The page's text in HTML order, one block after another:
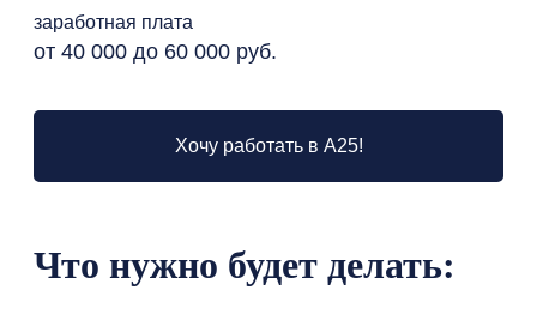
заработная плата
от 40 000 до 60 000 руб.
Хочу работать в А25!
Что нужно будет делать: